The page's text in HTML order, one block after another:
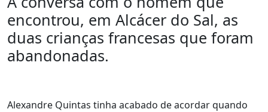
encontrou, em Alcácer do Sal, as
duas crianças francesas que foram
abandonadas.
Alexandre Quintas tinha acabado de acordar quando